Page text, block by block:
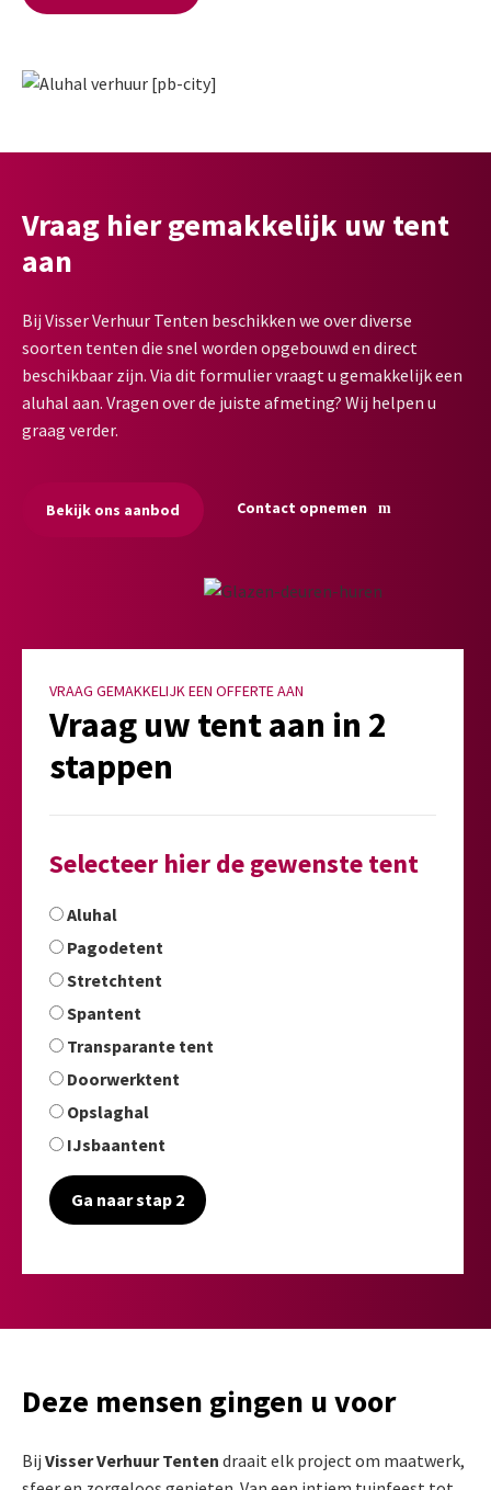
Vraag hier gemakkelijk uw tent
aan
Bij Visser Verhuur Tenten beschikken we over diverse
soorten tenten die snel worden opgebouwd en direct
beschikbaar zijn. Via dit formulier vraagt u gemakkelijk een
aluhal aan. Vragen over de juiste afmeting? Wij helpen u
graag verder.
Bekijk ons aanbod Contact opnemen
VRAAG GEMAKKELIJK EEN OFFERTE AAN
Vraag uw tent aan in 2
stappen
Selecteer hier de gewenste tent
Aluhal
Pagodetent
Stretchtent
Spantent
Transparante tent
Doorwerktent
Opslaghal
IJsbaantent
Ga naar stap 2
Deze mensen gingen u voor
Bij Visser Verhuur Tenten draait elk project om maatwerk,